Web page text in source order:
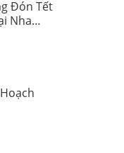
Đón Tết
Nha